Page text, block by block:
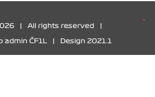
All rights reserved
ČF1L Design 2021.1